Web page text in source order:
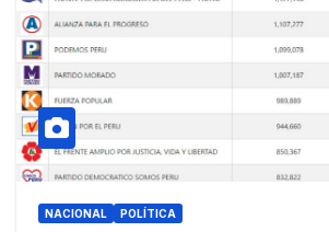
NACIONAL POLÍTICA